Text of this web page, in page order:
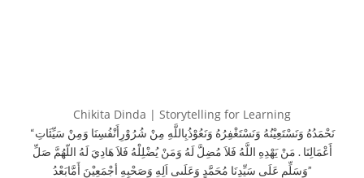
Chikita Dinda | Storytelling for Learning
“نَحْمَدُهُ وَنَسْتَعِيْنُهُ وَنَسْتَغْفِرُهُ وَنَعُوْذُبِاللَّهِ مِنْ شُرُوْرِأَنْفُسِنَا وَمِنْ سَيِّئَاتِ
أَعْمَالِنَا . مَنْ يَهْدِهِ اللَّهُ فَلاَ مُضِلَّ لَهُ وَمَنْ يُضْلِلْهُ فَلاَ هَادِيَ لَهُ اللّهُمَّ صَلِّ
وَسَلِّم عَلَى سَيِّدِنَا مُحَمَّدٍ وَعَلَىى اَلِهِ وَصَحْبِهِ أجْمَعِيْنَ أَمَّابَعْدُ”